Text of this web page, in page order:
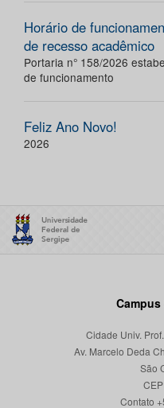
Horário de
de recesso acadêmico
Portaria n° 158/2026
de funcionamento
Feliz Ano Novo!
2026
Cidade Univ.
Av. Marcelo Deda
São